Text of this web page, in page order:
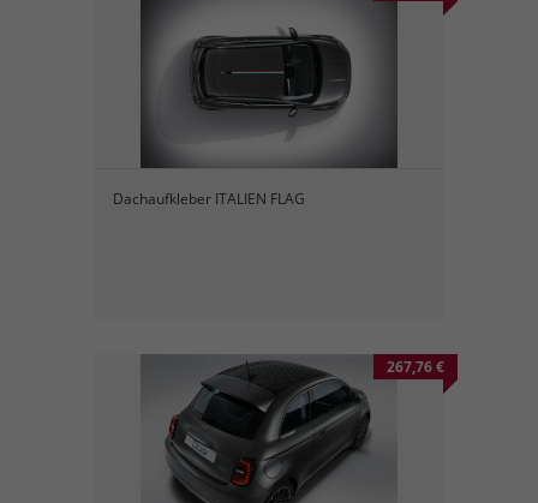
Dachaufkleber ITALIEN FLAG
267,76 €